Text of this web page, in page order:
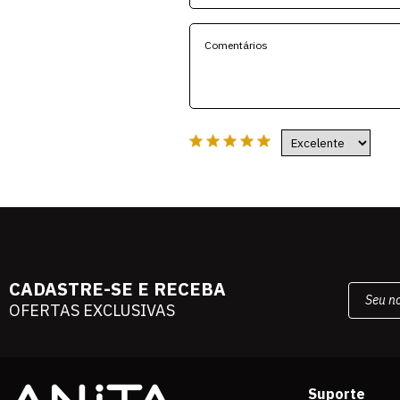
CADASTRE-SE E RECEBA
OFERTAS EXCLUSIVAS
Suporte